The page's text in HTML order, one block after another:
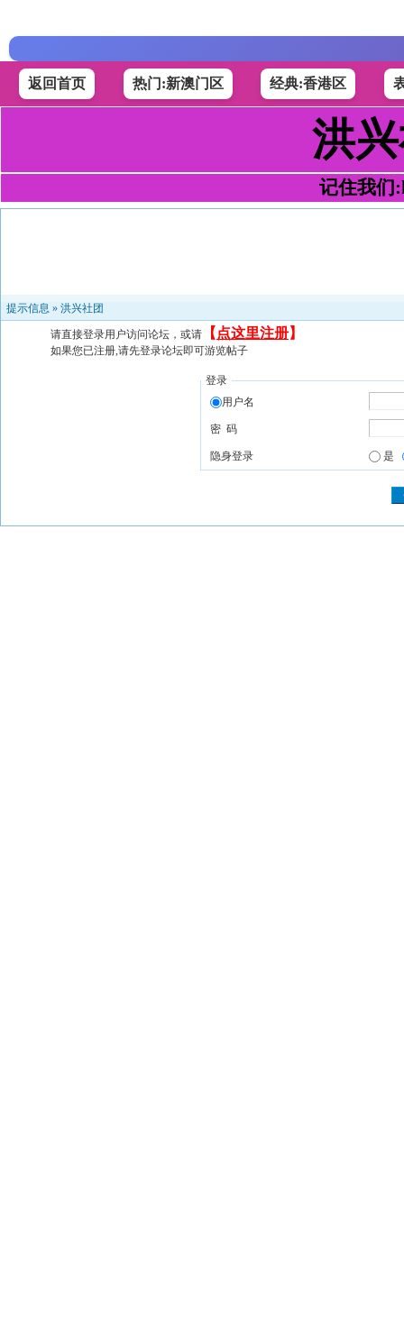
返回首页 热门:新澳门区 经典:香港区
洪
记住我们
提示信息 » 洪兴社团
请直接登录用户访问论坛，或请 【 点这里注册】
如果您已注册,请先登录论坛即可游览帖子
登录
用户名
密 码
隐身登录 是